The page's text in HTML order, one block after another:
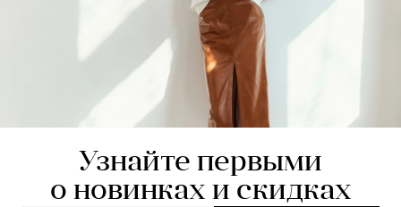
Узнайте первыми
о новинках и скидках